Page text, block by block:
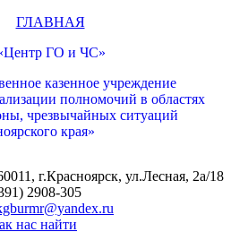
ГО и ЧС»
казенное учреждение
полномочий в областях
чрезвычайных ситуаций
края»
г.Красноярск, ул.Лесная, 2а/18
2908-305
нас найти
ГЛАВНАЯ